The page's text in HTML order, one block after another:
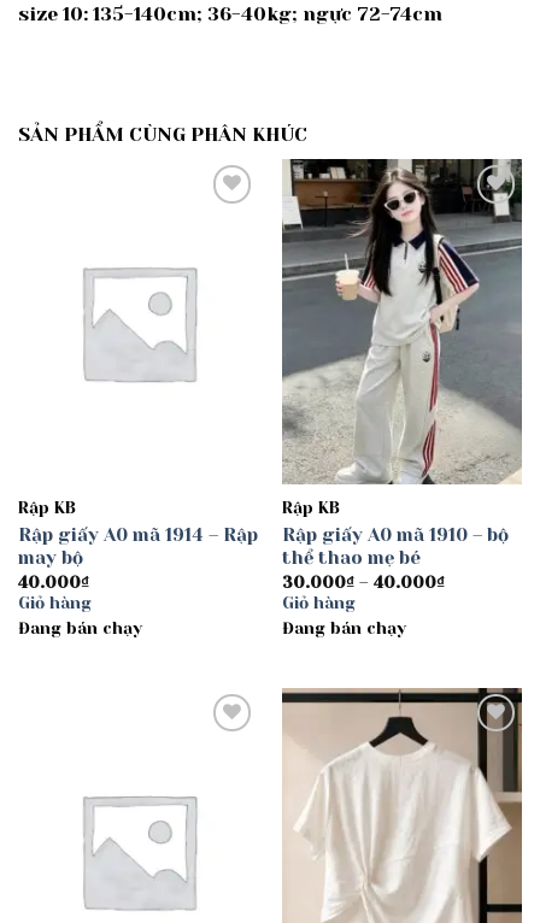
size 10: 135-140cm; 36-40kg; ngực 72-74cm
SẢN PHẨM CÙNG PHÂN KHÚC
Rập KB
Rập giấy A0 mã 1914 – Rập
may bộ
40.000₫
Giỏ hàng
Đang bán chạy
Add to
wishlist
Rập KB
Rập giấy A0 mã 1910 – bộ
thể thao mẹ bé
30.000₫ – 40.000₫Khoảng
Giỏ hàng
Đang bán chạy
wishlist